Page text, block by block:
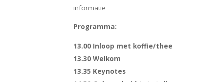
informatie
Programma:
13.00 Inloop met koffie/thee
13.30 Welkom
13.35 Keynotes